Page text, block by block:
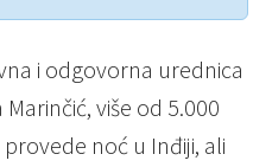
i odgovorna urednica
Marinčić, više od 5.000
noć u Inđiji, ali